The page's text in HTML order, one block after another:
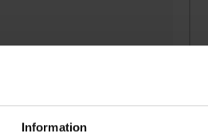
Information